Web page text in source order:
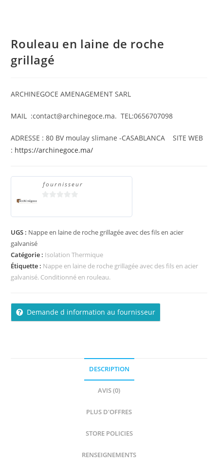
Rouleau en laine de roche
grillagé
ARCHINEGOCE AMENAGEMENT SARL
MAIL :contact@archinegoce.ma. TEL:0656707098
ADRESSE : 80 BV moulay slimane -CASABLANCA SITE WEB
: https://archinegoce.ma/
fournisseur
r
UGS : Nappe en laine de roche grillagée avec des fils en acier
galvanisé
Catégorie : Isolation Thermique
Étiquette : Nappe en laine de roche grillagée avec des fils en acier
galvanisé. Conditionné en rouleau.
Demande d information au fournisseur
DESCRIPTION
AVIS (0)
PLUS D'OFFRES
STORE POLICIES
RENSEIGNEMENTS